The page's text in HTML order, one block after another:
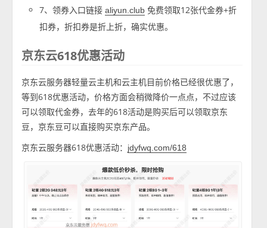
7、领券入口链接aliyun.club 免费领取12张代金券+折
扣券，折扣券是折上折，确实优惠。
京东云618优惠活动
京东云服务器轻量云主机和云主机目前价格已经很优惠了，
等到618优惠活动，价格方面会稍微降价一点点，不过应该
可以领取代金券，去年的618活动是购买后可以领取京东
豆，京东豆可以直接购买京东产品。
京东云服务器618优惠活动：
jdyfwq.com/618